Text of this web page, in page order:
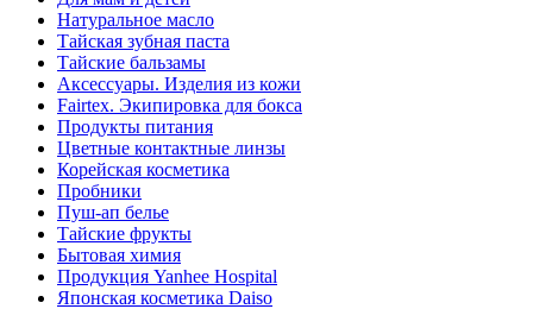
Натуральное масло
Тайская зубная паста
Тайские бальзамы
Аксессуары. Изделия из кожи
Fairtex. Экипировка для бокса
Продукты питания
Цветные контактные линзы
Корейская косметика
Пробники
Пуш-ап белье
Тайские фрукты
Бытовая химия
Продукция Yanhee Hospital
Японская косметика Daiso